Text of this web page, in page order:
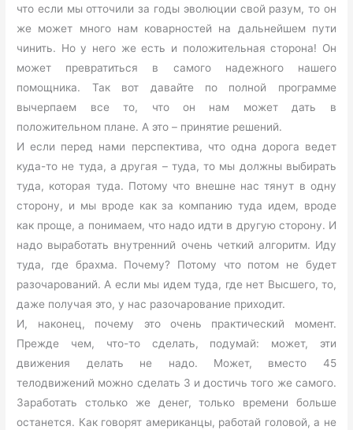
что если мы отточили за годы эволюции свой разум, то он
же может много нам коварностей на дальнейшем пути
чинить. Но у него же есть и положительная сторона! Он
может превратиться в самого надежного нашего
помощника. Так вот давайте по полной программе
вычерпаем все то, что он нам может дать в
положительном плане. А это – принятие решений.
И если перед нами перспектива, что одна дорога ведет
куда-то не туда, а другая – туда, то мы должны выбирать
туда, которая туда. Потому что внешне нас тянут в одну
сторону, и мы вроде как за компанию туда идем, вроде
как проще, а понимаем, что надо идти в другую сторону. И
надо выработать внутренний очень четкий алгоритм. Иду
туда, где брахма. Почему? Потому что потом не будет
разочарований. А если мы идем туда, где нет Высшего, то,
даже получая это, у нас разочарование приходит.
И, наконец, почему это очень практический момент.
Прежде чем, что-то сделать, подумай: может, эти
движения делать не надо. Может, вместо 45
телодвижений можно сделать 3 и достичь того же самого.
Заработать столько же денег, только времени больше
останется. Как говорят американцы, работай головой, а не